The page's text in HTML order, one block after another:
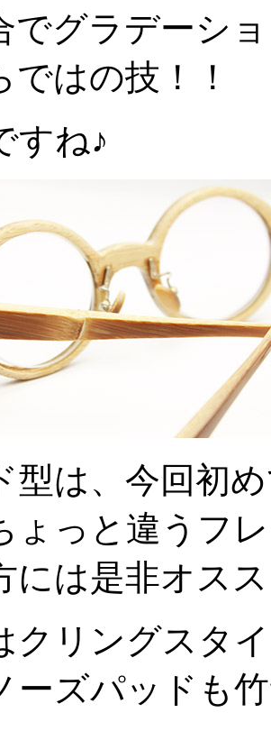
でグラデーシ
ではの技！！
すね♪
型は、今回初
ょっと違うフ
には是非オス
クリングスタ
ーズパッドも